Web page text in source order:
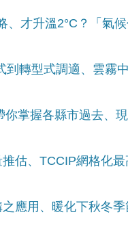
才升溫2°C？「氣
轉型式調適、雲霧
掌握各縣市過去、
估、TCCIP網格化
應用、暖化下秋冬